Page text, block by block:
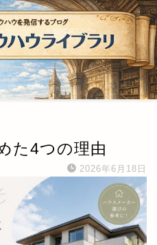
た4つの理由
2026年6月18日